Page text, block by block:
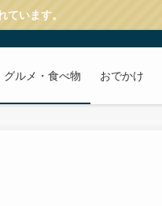
ています。
グルメ・食べ物 おでかけ